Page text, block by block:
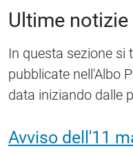
Ultime notizie
In questa sezione si
pubblicate nell'Albo
data iniziando dalle
Avviso dell'11